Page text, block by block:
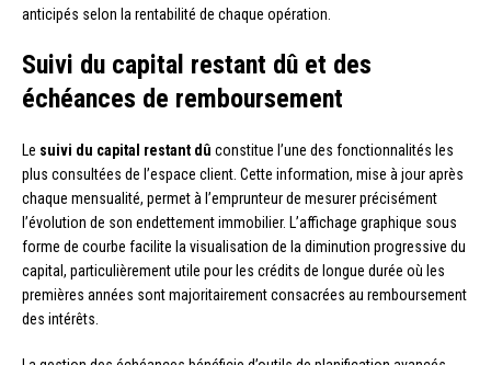
anticipés selon la rentabilité de chaque opération.
Suivi du capital restant dû et des
échéances de remboursement
Le suivi du capital restant dû constitue l’une des fonctionnalités les
plus consultées de l’espace client. Cette information, mise à jour après
chaque mensualité, permet à l’emprunteur de mesurer précisément
l’évolution de son endettement immobilier. L’affichage graphique sous
forme de courbe facilite la visualisation de la diminution progressive du
capital, particulièrement utile pour les crédits de longue durée où les
premières années sont majoritairement consacrées au remboursement
des intérêts.